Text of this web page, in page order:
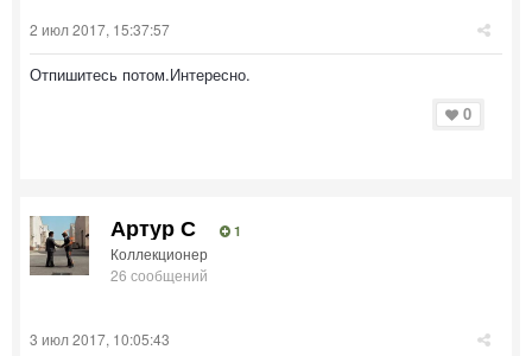
2 июл 2017, 15:37:57
Отпишитесь потом.Интересно.
0
Артур С 1
Коллекционер
26 сообщений
3 июл 2017, 10:05:43